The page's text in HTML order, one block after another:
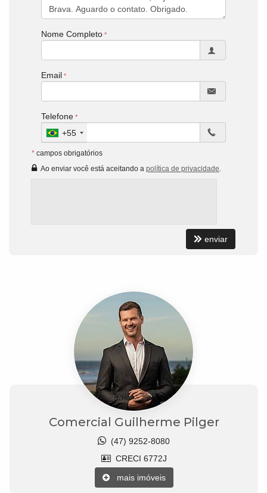
Nome Completo
Email
Telefone
+55
* campos obrigatórios
Ao enviar você está aceitando a política de privacidade.
enviar
Comercial Guilherme Pilger
(47) 9252-8080
CRECI 6772J
mais imóveis